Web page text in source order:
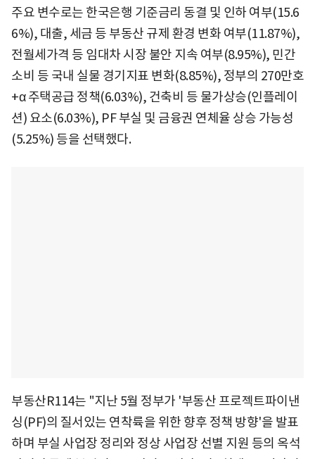
주요 변수로는 한국은행 기준금리 동결 및 인하 여부(15.6
6%), 대출, 세금 등 부동산 규제 환경 변화 여부(11.87%),
전월세가격 등 임대차 시장 불안 지속 여부(8.95%), 민간
소비 등 국내 실물 경기지표 변화(8.85%), 정부의 270만호
+α 주택공급 정책(6.03%), 건축비 등 물가상승(인플레이
션) 요소(6.03%), PF 부실 및 금융권 연체율 상승 가능성
(5.25%) 등을 선택했다.
부동산R114는 "지난 5월 정부가 '부동산 프로젝트파이낸
싱(PF)의 질서있는 연착륙을 위한 향후 정책 방향'을 발표
하며 부실 사업장 정리와 정상 사업장 선별 지원 등의 옥석